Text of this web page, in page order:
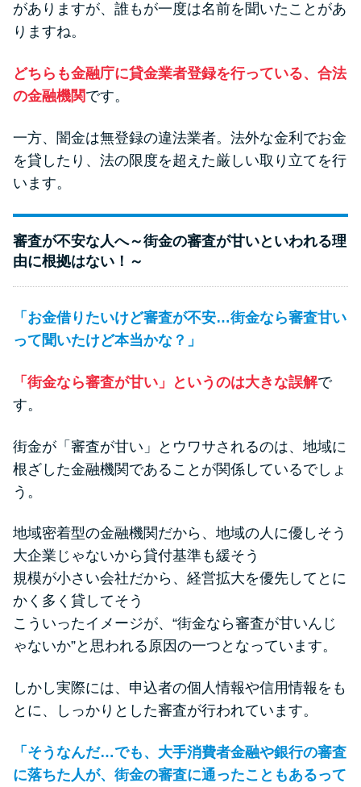
方法はどれ？
落ちる？バンクイックの口コミ
を分析
みずほ銀行カードローンの問い
合わせ先とシーン別の問い合わ
せ方法
がありますが、誰もが一度は名前を聞いたことがあ
りますね。
どちらも金融庁に貸金業者登録を行っている、合法
の金融機関です。
一方、闇金は無登録の違法業者。法外な金利でお金
を貸したり、法の限度を超えた厳しい取り立てを行
います。
審査が不安な人へ～街金の審査が甘いといわれる理
由に根拠はない！～
「お金借りたいけど審査が不安…街金なら審査甘い
って聞いたけど本当かな？」
「街金なら審査が甘い」というのは大きな誤解で
す。
街金が「審査が甘い」とウワサされるのは、地域に
根ざした金融機関であることが関係しているでしょ
う。
地域密着型の金融機関だから、地域の人に優しそう
大企業じゃないから貸付基準も緩そう
規模が小さい会社だから、経営拡大を優先してとに
かく多く貸してそう
こういったイメージが、“街金なら審査が甘いんじ
ゃないか”と思われる原因の一つとなっています。
しかし実際には、申込者の個人情報や信用情報をも
とに、しっかりとした審査が行われています。
「そうなんだ…でも、大手消費者金融や銀行の審査
に落ちた人が、街金の審査に通ったこともあるって